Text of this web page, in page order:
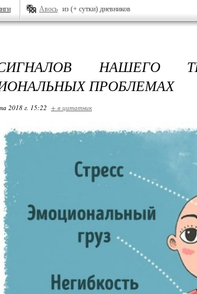
Авось из (+ сутки) дневников
НАШЕГО
ПРОБЛЕМАХ
2018 г. 15:22 + в цитатник